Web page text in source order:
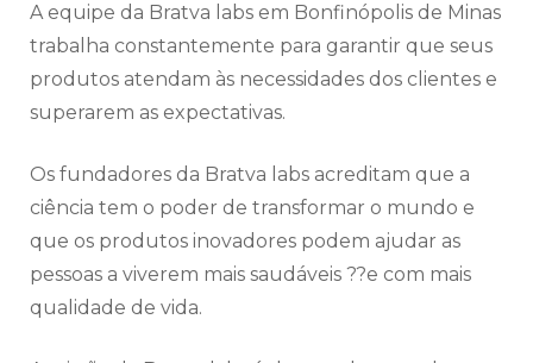
A equipe da Bratva labs em Bonfinópolis de Minas
trabalha constantemente para garantir que seus
produtos atendam às necessidades dos clientes e
superarem as expectativas.
Os fundadores da Bratva labs acreditam que a
ciência tem o poder de transformar o mundo e
que os produtos inovadores podem ajudar as
pessoas a viverem mais saudáveis ??e com mais
qualidade de vida.